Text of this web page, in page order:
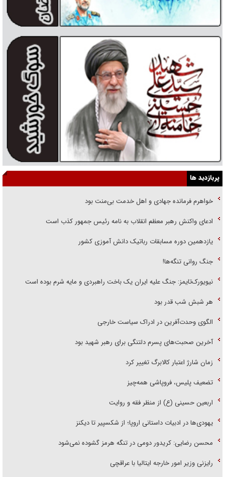
پربازدید ها
خواهرم فرمانده جهادی و اهل خدمت بی‌منت بود
ادعای واکنش رهبر معظم انقلاب به نامه رئیس جمهور کذب است
یازدهمین دوره مسابقات رباتیک دانش آموزی کشور
جنگ روانی تنگه‌ها!
نیویورک‌تایمز: جنگ علیه ایران یک باخت راهبردی و مایه شرم بوده است
هر شبش شب قدر بود
الگوی وحدت‌آفرین در ادراک سیاست خارجی
آخرین صحبت‌های پسرم دلتنگی برای رهبر شهید بود
زمان شارژ اعتبار کالابرگ تغییر کرد
تضعیف پلیس، فروپاشی همه‌چیز
اربعین حسینی (ع) از منظر فقه و روایت
یهودی‌ها در ادبیات داستانی اروپا؛ از شکسپیر تا دیکنز
محسن رضایی: کریدور دومی در تنگه هرمز گشوده نمی‌شود
رایزنی وزیر امور خارجه ایتالیا با عراقچی